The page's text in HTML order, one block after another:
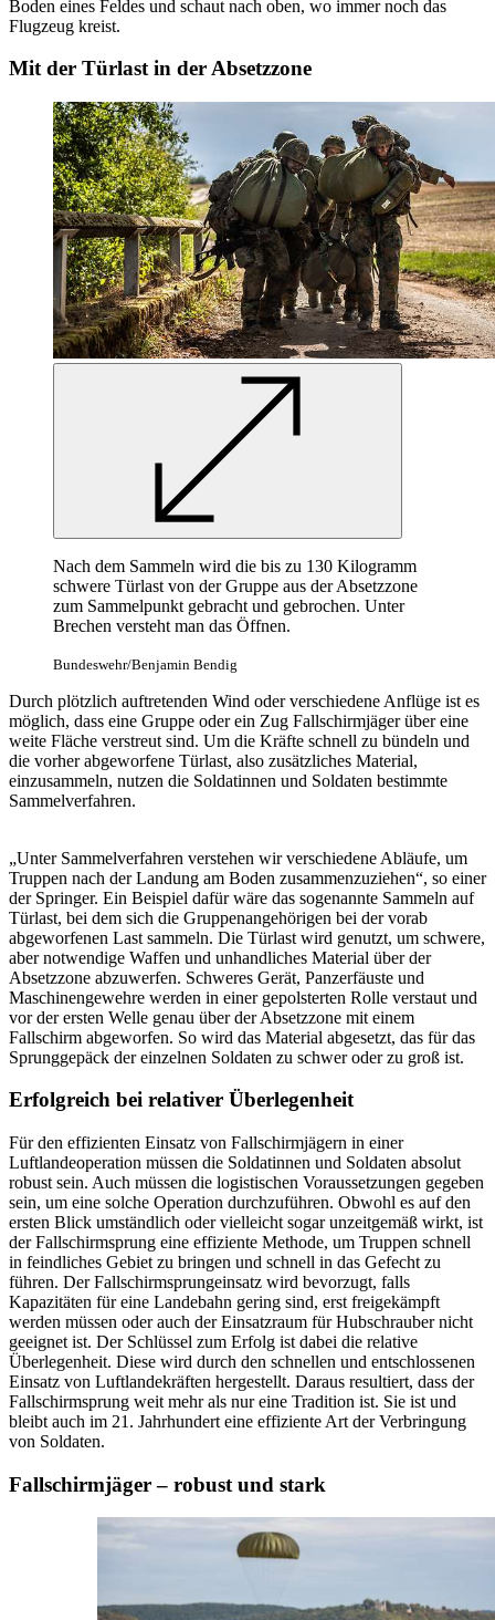
Boden eines Feldes und schaut nach oben, wo immer noch das
Flugzeug kreist.
Mit der Türlast in der Absetzzone
Nach dem Sammeln wird die bis zu 130 Kilogramm
schwere Türlast von der Gruppe aus der Absetzzone
zum Sammelpunkt gebracht und gebrochen. Unter
Brechen versteht man das Öffnen.
Bundeswehr/Benjamin Bendig
Durch plötzlich auftretenden Wind oder verschiedene Anflüge ist es
möglich, dass eine Gruppe oder ein Zug Fallschirmjäger über eine
weite Fläche verstreut sind. Um die Kräfte schnell zu bündeln und
die vorher abgeworfene Türlast, also zusätzliches Material,
einzusammeln, nutzen die Soldatinnen und Soldaten bestimmte
Sammelverfahren.
„Unter Sammelverfahren verstehen wir verschiedene Abläufe, um
Truppen nach der Landung am Boden zusammenzuziehen“, so einer
der Springer. Ein Beispiel dafür wäre das sogenannte Sammeln auf
Türlast, bei dem sich die Gruppenangehörigen bei der vorab
abgeworfenen Last sammeln. Die Türlast wird genutzt, um schwere,
aber notwendige Waffen und unhandliches Material über der
Absetzzone abzuwerfen. Schweres Gerät, Panzerfäuste und
Maschinengewehre werden in einer gepolsterten Rolle verstaut und
vor der ersten Welle genau über der Absetzzone mit einem
Fallschirm abgeworfen. So wird das Material abgesetzt, das für das
Sprunggepäck der einzelnen Soldaten zu schwer oder zu groß ist.
Erfolgreich bei relativer Überlegenheit
Für den effizienten Einsatz von Fallschirmjägern in einer
Luftlandeoperation müssen die Soldatinnen und Soldaten absolut
robust sein. Auch müssen die logistischen Voraussetzungen gegeben
sein, um eine solche Operation durchzuführen. Obwohl es auf den
ersten Blick umständlich oder vielleicht sogar unzeitgemäß wirkt, ist
der Fallschirmsprung eine effiziente Methode, um Truppen schnell
in feindliches Gebiet zu bringen und schnell in das Gefecht zu
führen. Der Fallschirmsprungeinsatz wird bevorzugt, falls
Kapazitäten für eine Landebahn gering sind, erst freigekämpft
werden müssen oder auch der Einsatzraum für Hubschrauber nicht
geeignet ist. Der Schlüssel zum Erfolg ist dabei die relative
Überlegenheit. Diese wird durch den schnellen und entschlossenen
Einsatz von Luftlandekräften hergestellt. Daraus resultiert, dass der
Fallschirmsprung weit mehr als nur eine Tradition ist. Sie ist und
bleibt auch im 21. Jahrhundert eine effiziente Art der Verbringung
von Soldaten.
Fallschirmjäger – robust und stark